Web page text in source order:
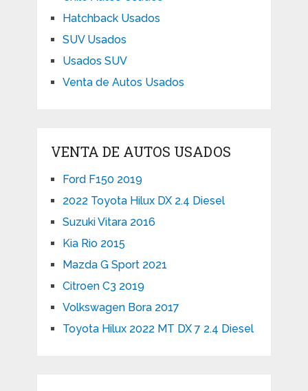
Hatchback Usados
SUV Usados
Usados SUV
Venta de Autos Usados
VENTA DE AUTOS USADOS
Ford F150 2019
2022 Toyota Hilux DX 2.4 Diesel
Suzuki Vitara 2016
Kia Rio 2015
Mazda G Sport 2021
Citroen C3 2019
Volkswagen Bora 2017
Toyota Hilux 2022 MT DX 7 2.4 Diesel